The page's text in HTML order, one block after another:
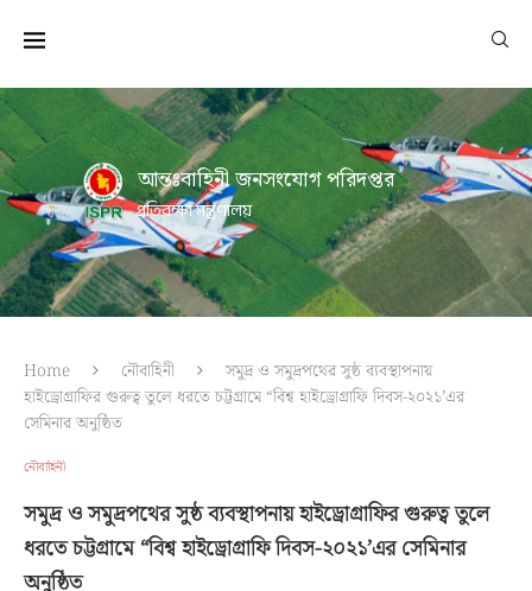
আন্তঃবাহিনী জনসংযোগ পরিদপ্তর
প্রতিরক্ষা মন্ত্রণালয়
Home নৌবাহিনী
সমুদ্র ও সমুদ্রপথের সুষ্ঠ ব্যবস্থাপনায়
হাইড্রোগ্রাফির গুরুত্ব তুলে ধরতে চট্টগ্রামে “বিশ্ব হাইড্রোগ্রাফি দিবস-২০২১’এর
সেমিনার অনুষ্ঠিত
নৌবাহিনী
সমুদ্র ও সমুদ্রপথের সুষ্ঠ ব্যবস্থাপনায় হাইড্রোগ্রাফির গুরুত্ব তুলে
ধরতে চট্টগ্রামে “বিশ্ব হাইড্রোগ্রাফি দিবস-২০২১’এর সেমিনার
অনুষ্ঠিত